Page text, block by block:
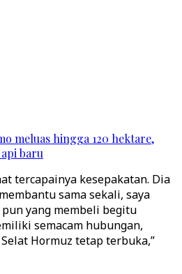
meluas hingga 120 hektare,
baru
tercapainya kesepakatan. Dia
sama sekali, saya
yang membeli begitu
semacam hubungan,
Hormuz tetap terbuka,”